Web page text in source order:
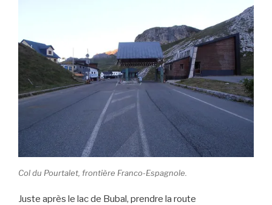
Col du Pourtalet, frontière Franco-Espagnole.
Juste après le lac de Bubal, prendre la route